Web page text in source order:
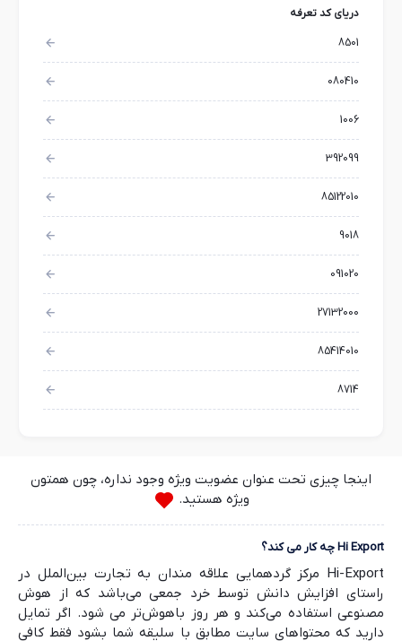
دریای کد تعرفه
8501
080410
1006
392099
85122010
9018
091020
27132000
85414010
8714
اینجا چیزی تحت عنوان عضویت ویژه وجود نداره، چون همتون
ویژه هستید.
Hi Export چه کار می کند؟
Hi-Export مرکز گردهمایی علاقه مندان به تجارت بین‌الملل در
راستای افزایش دانش توسط خرد جمعی می‌باشد که از هوش
مصنوعی استفاده می‌کند و هر روز باهوش‌تر می شود. اگر تمایل
دارید که محتواهای سایت مطابق با سلیقه شما بشود فقط کافی